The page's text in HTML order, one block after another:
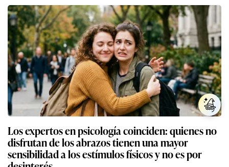
Los expertos en psicología coinciden: quienes no
disfrutan de los abrazos tienen una mayor
sensibilidad a los estímulos físicos y no es por